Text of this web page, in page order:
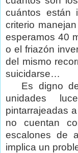
cuántos están
criterio
esperamos 40
o el friazón
del mismo
suicidarse…
Es digno
unidades
pintarrajeadas
no cuentan
escalones de
implica un